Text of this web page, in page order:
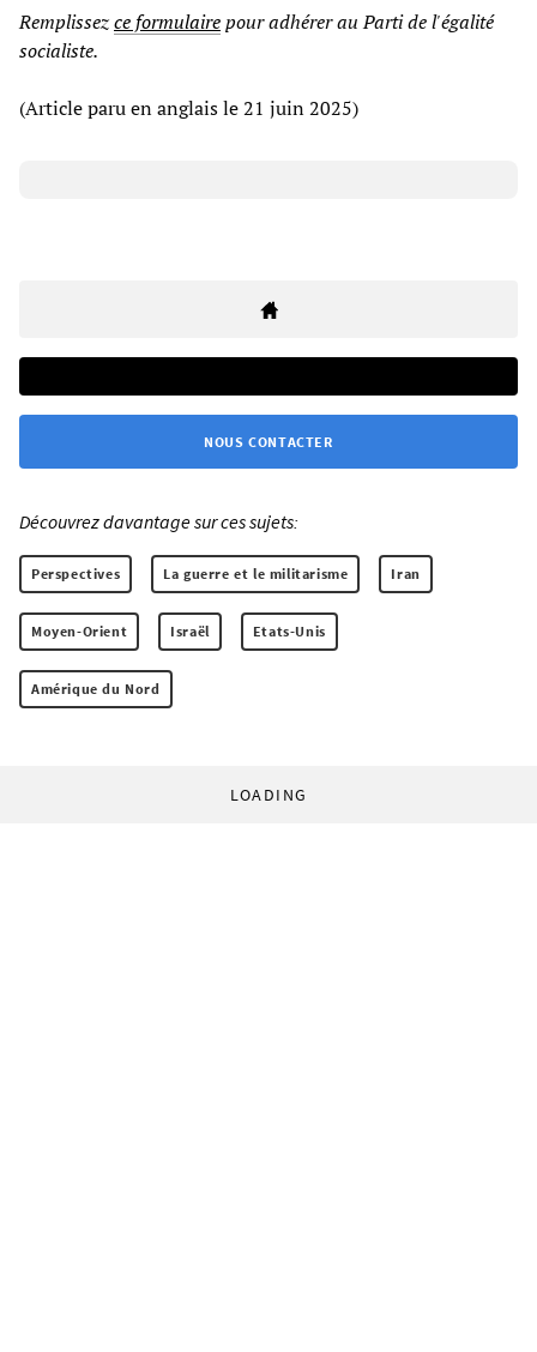
Remplissezce formulairepour adhérer au Parti de l'égalité
socialiste.
(Article paru en anglais le 21 juin 2025)
NOUS CONTACTER
Découvrez davantage sur ces sujets:
Perspectives La guerre et le militarisme Iran
Moyen-Orient Israël Etats-Unis
Amérique du Nord
LOADING